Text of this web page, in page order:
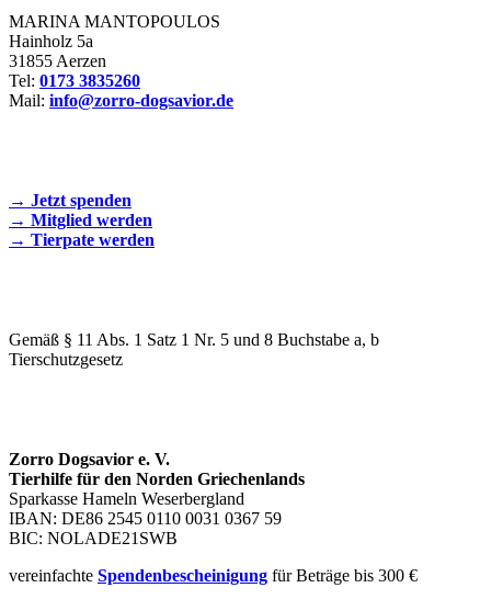
MARINA MANTOPOULOS
Hainholz 5a
31855 Aerzen
Tel: 0173 3835260
Mail: info@zorro-dogsavior.de
→ Jetzt spenden
→ Mitglied werden
→ Tierpate werden
Gemäß § 11 Abs. 1 Satz 1 Nr. 5 und 8 Buchstabe a, b
Tierschutzgesetz
Zorro Dogsavior e. V.
Tierhilfe für den Norden Griechenlands
Sparkasse Hameln Weserbergland
IBAN: DE86 2545 0110 0031 0367 59
BIC: NOLADE21SWB
vereinfachte Spendenbescheinigung für Beträge bis 300 €